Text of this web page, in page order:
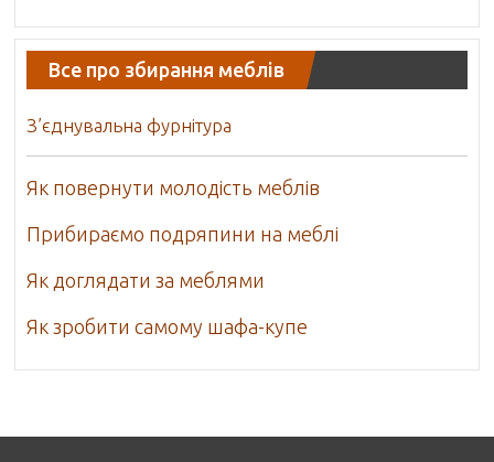
Все про збирання меблів
З’єднувальна фурнітура
Як повернути молодість меблів
Прибираємо подряпини на меблі
Як доглядати за меблями
Як зробити самому шафа-купе